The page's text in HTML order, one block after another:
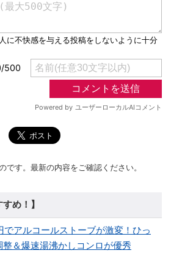
です。最新の内容をご確認ください。
め！】
でアルコールストーブが激変！ひっ
整＆爆速湯沸かしコンロが優秀